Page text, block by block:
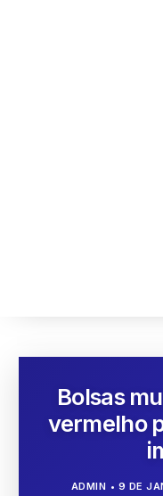
Bolsas
vermelho
ADMIN 9 DE